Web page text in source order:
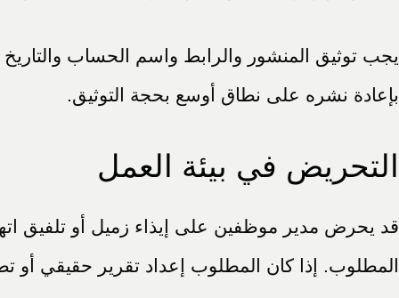
يجب توثيق المنشور والرابط واسم الحساب
بإعادة نشره على نطاق أوسع بحجة التوثيق.
التحريض في بيئة العمل
قد يحرض مدير موظفين على إيذاء زميل أو تلفيق
المطلوب. إذا كان المطلوب إعداد تقرير حقيقي أو